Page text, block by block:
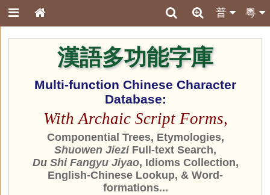
粵
普
漢語多功能字庫
Multi-function Chinese Character
Database:
With Archaic Script Forms,
Componential Trees, Etymologies,
Shuowen JieziFull-text Search,
Du Shi Fangyu Jiyao, Idioms Collection,
English-Chinese Lookup, & Word-
formations...